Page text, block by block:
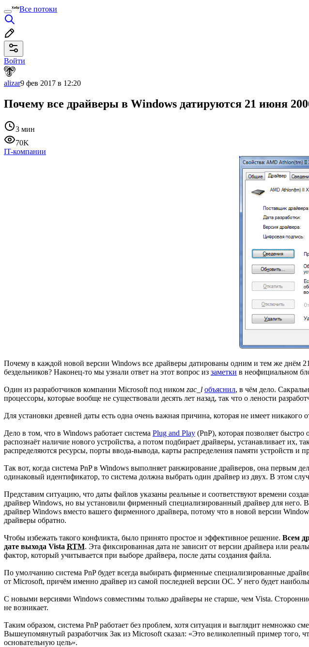
Все потоки
Войти
alizar9 фев 2017 в 12:20
Почему все драйверы в Windows датируются 21 июня
3 мин
70K
IT-компании
Почему в каждой новой версии Windows все драйверы датированы одним и тем же днём
бездельников? Наконец-то мы узнали ответ на этот вопрос из заметки в неофициальном
Один из разработчиков компании Microsoft под ником zac_l объяснил, в чём дело.
процессоры, которые вообще не существовали десять лет назад, так что о лености
Для установки древней даты есть одна очень важная причина, которая не имеет никакого
Дело в том, что в Windows работает система Plug and Play (PnP), которая позволяет
распознаёт наличие нового устройства, а потом подбирает драйверы, устанавливает
распределяются ресурсы, порты ввода-вывода, карты распределения памяти устройств и
Так вот, когда система PnP в Windows выполняет ранжирование драйверов, она первым
одинаковый идентификатор, то система должна выбрать один драйвер из двух. В этом
Представим ситуацию, что даты файлов указаны реальные и соответствуют времени
драйвер Windows, но вы установили фирменный специализированный драйвер для
драйвер Windows вместо вашего фирменного драйвера, потому что в новой версии
драйверы обратно.
Чтобы избежать такого конфликта, было принято простое и эффективное решение. Всем
дате выхода Vista RTM. Эта фиксированная дата не зависит от версии драйвера или
фактор, который учитывается при выборе драйвера, после даты создания файла.
По умолчанию система PnP будет всегда выбирать фирменные специализированные
от Microsoft, причём именно драйвер из самой последней версии ОС. У него будет
С новыми версиями Windows совместимы только драйверы не старше, чем Vista.
не возникает.
Таким образом, система PnP работает без проблем, хотя ситуация и выглядит немножко
Вышеупомянутый разработчик Зак из Microsoft сказал: «Это великолепный пример того,
основательную цель».